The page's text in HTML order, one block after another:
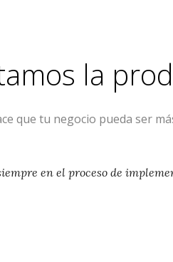
la
que tu negocio pueda ser
en el proceso de